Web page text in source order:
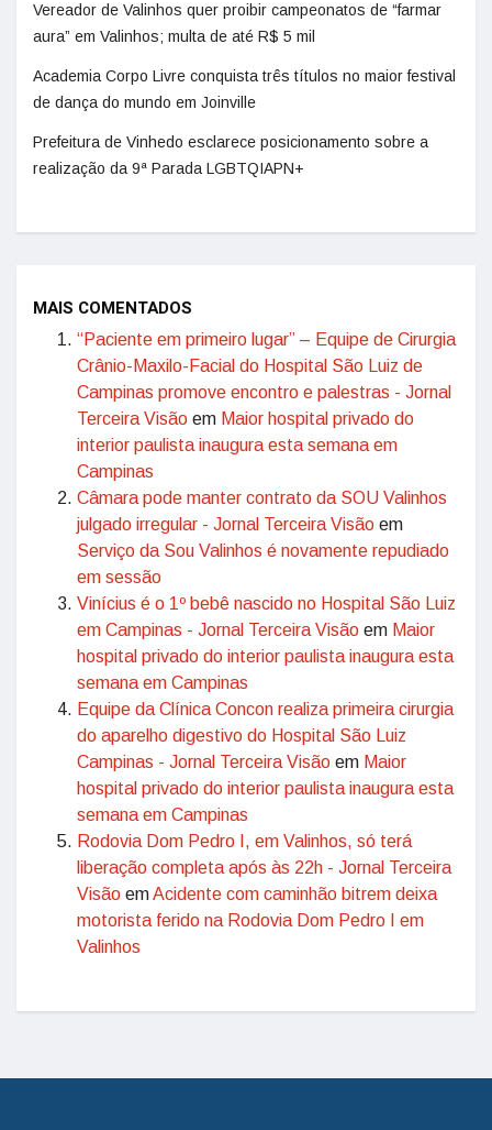
Vereador de Valinhos quer proibir campeonatos de “farmar
aura” em Valinhos; multa de até R$ 5 mil
Academia Corpo Livre conquista três títulos no maior festival
de dança do mundo em Joinville
Prefeitura de Vinhedo esclarece posicionamento sobre a
realização da 9ª Parada LGBTQIAPN+
MAIS COMENTADOS
“Paciente em primeiro lugar” – Equipe de Cirurgia
Crânio-Maxilo-Facial do Hospital São Luiz de
Campinas promove encontro e palestras - Jornal
Terceira Visão em Maior hospital privado do
interior paulista inaugura esta semana em
Campinas
Câmara pode manter contrato da SOU Valinhos
julgado irregular - Jornal Terceira Visão em
Serviço da Sou Valinhos é novamente repudiado
em sessão
Vinícius é o 1º bebê nascido no Hospital São Luiz
em Campinas - Jornal Terceira Visão em Maior
hospital privado do interior paulista inaugura esta
semana em Campinas
Equipe da Clínica Concon realiza primeira cirurgia
do aparelho digestivo do Hospital São Luiz
Campinas - Jornal Terceira Visão em Maior
hospital privado do interior paulista inaugura esta
semana em Campinas
Rodovia Dom Pedro I, em Valinhos, só terá
liberação completa após às 22h - Jornal Terceira
Visão emAcidente com caminhão bitrem deixa
motorista ferido na Rodovia Dom Pedro I em
Valinhos